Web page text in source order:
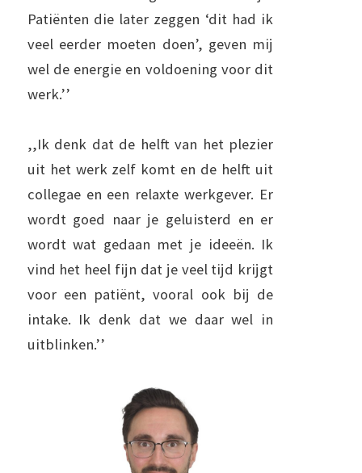
Patiënten die later zeggen ‘dit had ik
veel eerder moeten doen’, geven mij
wel de energie en voldoening voor dit
werk.’’
,,Ik denk dat de helft van het plezier
uit het werk zelf komt en de helft uit
collegae en een relaxte werkgever. Er
wordt goed naar je geluisterd en er
wordt wat gedaan met je ideeën. Ik
vind het heel fijn dat je veel tijd krijgt
voor een patiënt, vooral ook bij de
intake. Ik denk dat we daar wel in
uitblinken.’’